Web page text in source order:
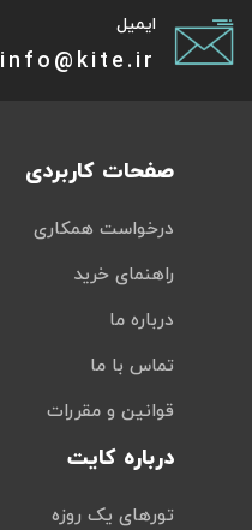
ایمیل
info@kite.ir
صفحات کاربردی
درخواست همکاری
راهنمای خرید
درباره ما
تماس با ما
قوانین و مقررات
درباره کایت
تورهای یک روزه